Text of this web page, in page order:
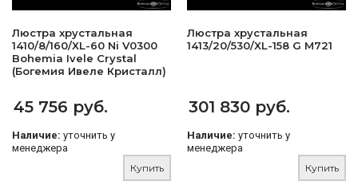
Люстра хрустальная
1410/8/160/XL-60 Ni V0300
Bohemia Ivele Crystal
(Богемия Ивеле Кристалл)
45 756 руб.
Наличие: уточнить у
менеджера
Купить
Люстра хрустальная
1413/20/530/XL-158 G M721
301 830 руб.
Наличие: уточнить у
менеджера
Купить